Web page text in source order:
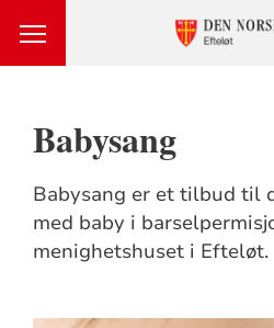
Babysang
Babysang er et tilbud til
med baby i
menighetshuset i Efteløt.